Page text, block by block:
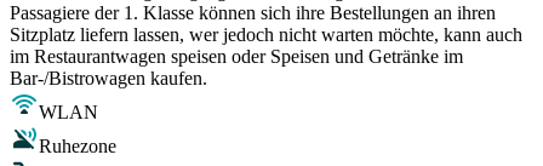
Passagiere der 1. Klasse können sich ihre Bestellungen an ihren
Sitzplatz liefern lassen, wer jedoch nicht warten möchte, kann auch
im Restaurantwagen speisen oder Speisen und Getränke im
Bar-/Bistrowagen kaufen.
WLAN
Ruhezone